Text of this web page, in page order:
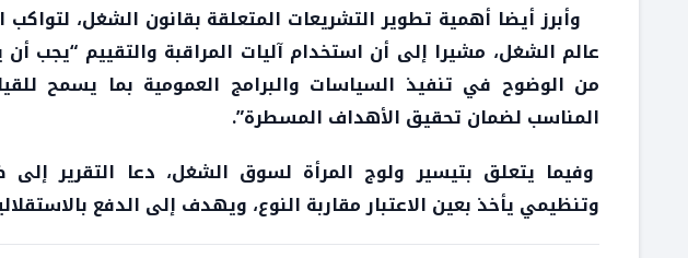
وأبرز أيضا أهمية تطوير التشريعات المتعلقة بقانون الشغل،
عالم الشغل، مشيرا إلى أن استخدام آليات المراقبة والتقييم “يجب
من الوضوح في تنفيذ السياسات والبرامج العمومية بما يسمح
المناسب لضمان تحقيق الأهداف المسطرة”.
وفيما يتعلق بتيسير ولوج المرأة لسوق الشغل، دعا التقرير
وتنظيمي يأخذ بعين الاعتبار مقاربة النوع، ويهدف إلى الدفع